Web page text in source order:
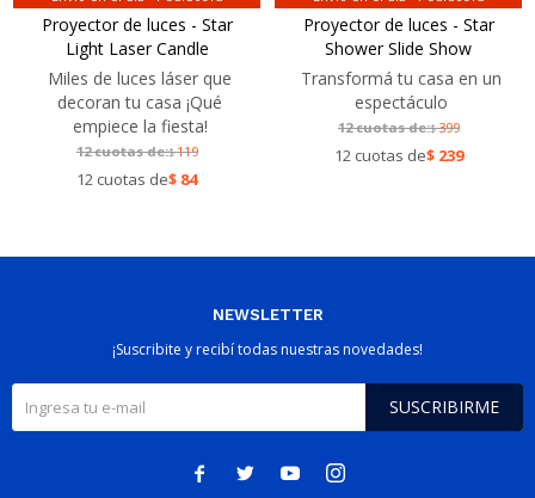
Proyector de luces - Star
Light Laser Candle
Miles de luces láser que
decoran tu casa ¡Qué
empiece la fiesta!
12 cuotas de:$119
12 cuotas de$ 84
Proyector de luces - Star
Shower Slide Show
Transformá tu casa en un
espectáculo
12 cuotas de:$399
12 cuotas de$ 239
NEWSLETTER
¡Suscribite y recibí todas nuestras novedades!
SUSCRIBIRME
   